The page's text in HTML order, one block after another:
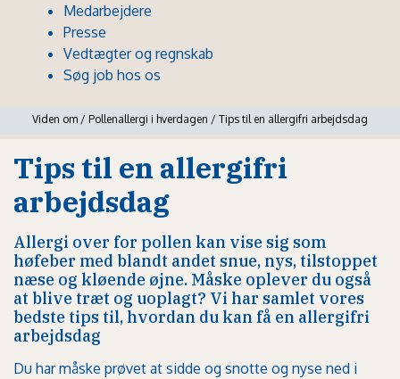
Medarbejdere
Presse
Vedtægter og regnskab
Søg job hos os
Viden om / Pollenallergi i hverdagen / Tips til en allergifri arbejdsdag
Tips til en allergifri
arbejdsdag
Allergi over for pollen kan vise sig som
høfeber med blandt andet snue, nys, tilstoppet
næse og kløende øjne. Måske oplever du også
at blive træt og uoplagt? Vi har samlet vores
bedste tips til, hvordan du kan få en allergifri
arbejdsdag
Du har måske prøvet at sidde og snotte og nyse ned i